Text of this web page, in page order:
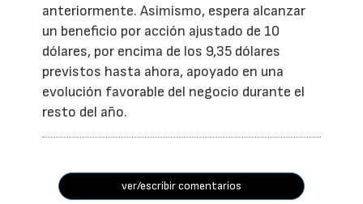
anteriormente. Asimismo, espera alcanzar
un beneficio por acción ajustado de 10
dólares, por encima de los 9,35 dólares
previstos hasta ahora, apoyado en una
evolución favorable del negocio durante el
resto del año.
ver/escribir comentarios